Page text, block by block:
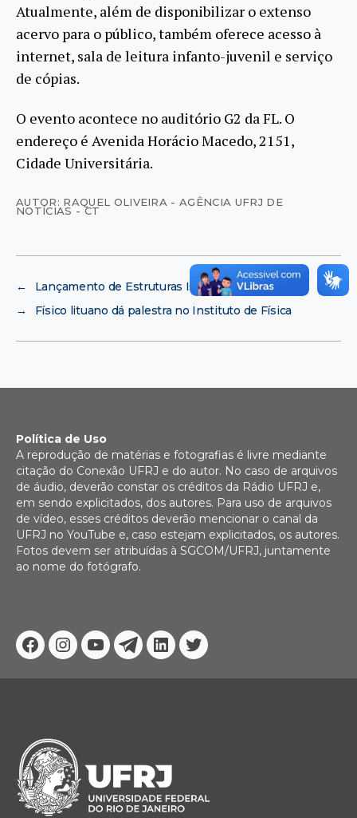
Atualmente, além de disponibilizar o extenso
acervo para o público, também oferece acesso à
internet, sala de leitura infanto-juvenil e serviço
de cópias.
O evento acontece no auditório G2 da FL. O
endereço é Avenida Horácio Macedo, 2151,
Cidade Universitária.
AUTOR: RAQUEL OLIVEIRA - AGÊNCIA UFRJ DE
NOTÍCIAS - CT
←
Lançamento de Estruturas Isostáticas
→
Físico lituano dá palestra no Instituto de Física
Facebook
Instagram
YoutubeTelegram
Linkedin
Twitter
Política de Uso
A reprodução de matérias e fotografias é livre mediante
citação do Conexão UFRJ e do autor. No caso de arquivos
de áudio, deverão constar os créditos da Rádio UFRJ e,
em sendo explicitados, dos autores. Para uso de arquivos
de vídeo, esses créditos deverão mencionar o canal da
UFRJ no YouTube e, caso estejam explicitados, os autores.
Fotos devem ser atribuídas à SGCOM/UFRJ, juntamente
ao nome do fotógrafo.